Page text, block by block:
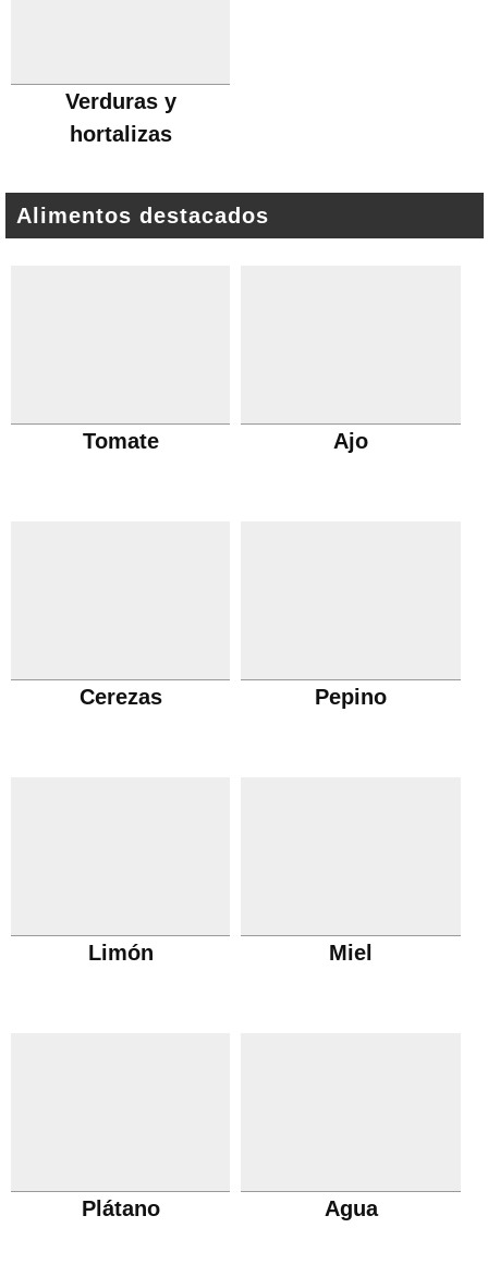
Verduras y
hortalizas
Alimentos destacados
Tomate Ajo
Cerezas Pepino
Limón Miel
Plátano Agua